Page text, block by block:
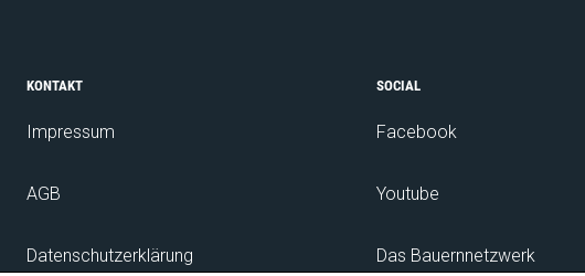
KONTAKT
Impressum
AGB
Datenschutzerklärung
SOCIAL
Facebook
Youtube
Das Bauernnetzwerk